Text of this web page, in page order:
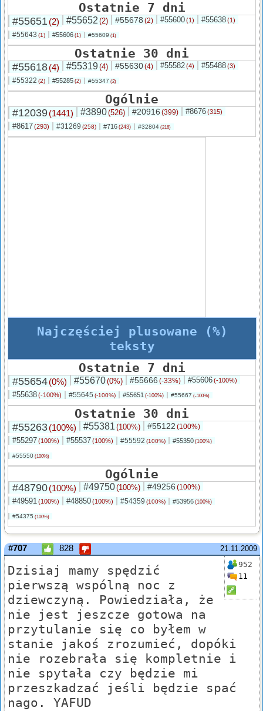
Ostatnie 7 dni
#55651(2) #55652 (2) #55678 (2) #55600(1) #55638(1)
#55643 (1) #55606 (1) #55609 (1)
Ostatnie 30 dni
#55618(4) #55319(4) #55630(4) #55582(4) #55488(3)
#55322 (2) #55285 (2) #55347 (2)
Ogólnie
#12039(1441) #3890(526) #20916 (399) #8676(315)
#8617(293) #31269 (258) #716 (243) #32804 (216)
Najczęściej plusowane (%)
teksty
Ostatnie 7 dni
#55654(0%) #55670(0%) #55666 (-33%) #55606(-100%)
#55638(-100%) #55645 (-100%) #55651 (-100%) #55667 (-100%)
Ostatnie 30 dni
#55263(100%) #55381 (100%) #55122 (100%)
#55297(100%) #55537(100%) #55592 (100%) #55350 (100%)
#55550 (100%)
Ogólnie
#48790(100%) #49750(100%) #49256 (100%)
#49591(100%) #48850(100%) #54359 (100%) #53956 (100%)
#54375 (100%)
21.11.2009
#707 828
952
11
Dzisiaj mamy spędzić
pierwszą wspólną noc z
dziewczyną. Powiedziała, że
nie jest jeszcze gotowa na
przytulanie się co byłem w
stanie jakoś zrozumieć, dopóki
nie rozebrała się kompletnie i
nie spytała czy będzie mi
przeszkadzać jeśli będzie spać
nago. YAFUD